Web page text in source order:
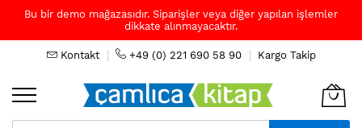
Bu bir demo mağazasıdır. Siparişler veya diğer yapılan işlemler
dikkate alınmayacaktır.
Kontakt +49 (0) 221 690 58 90 Kargo Takip